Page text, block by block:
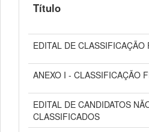
Título
EDITAL DE CLASSIFICAÇÃO
ANEXO I - CLASSIFICAÇÃO
EDITAL DE CANDIDATOS
CLASSIFICADOS